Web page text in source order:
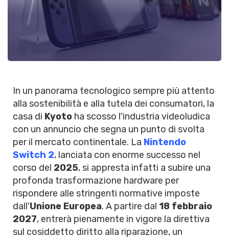
In un panorama tecnologico sempre più attento
alla sostenibilità e alla tutela dei consumatori, la
casa di Kyoto ha scosso l'industria videoludica
con un annuncio che segna un punto di svolta
per il mercato continentale. La Nintendo
Switch 2, lanciata con enorme successo nel
corso del 2025, si appresta infatti a subire una
profonda trasformazione hardware per
rispondere alle stringenti normative imposte
dall'Unione Europea. A partire dal 18 febbraio
2027, entrerà pienamente in vigore la direttiva
sul cosiddetto diritto alla riparazione, un